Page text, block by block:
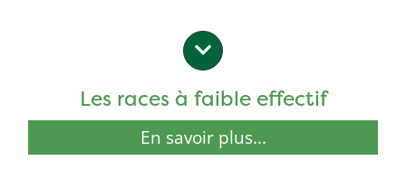
Les races à faible effectif
En savoir plus...